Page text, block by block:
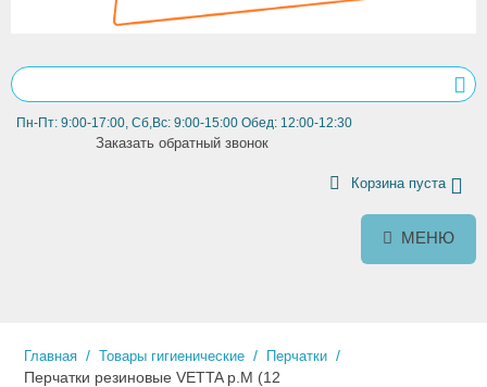
Пн-Пт: 9:00-17:00, Сб,Вс: 9:00-15:00 Обед: 12:00-12:30
Заказать обратный звонок
Корзина пуста
МЕНЮ
Главная / Товары гигиенические / Перчатки /
Перчатки резиновые VETTA р.М (12